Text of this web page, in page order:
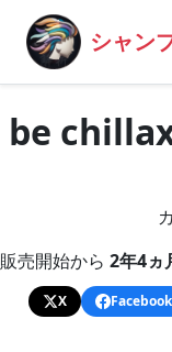
シャン
be
販売開始から 2年4ヵ
X Facebook